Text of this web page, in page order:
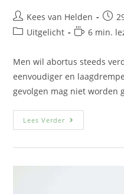
Kees van Helden
Uitgelicht
6 min.
Men wil abortus steeds
eenvoudiger en
gevolgen mag niet worden
Lees Verder